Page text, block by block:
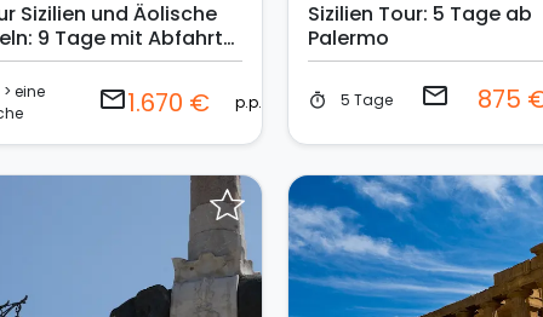
Sizilien und Äolische
9 Tage mit Abfahrt
> eine
email1.670 € p.p.
Sizilien Tour: 5 Tage ab
Palermo
timer 5 Tage email 875